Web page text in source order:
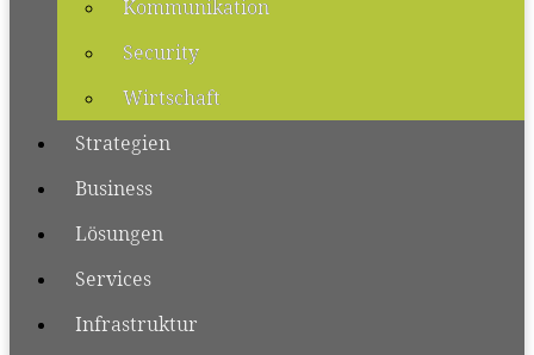
Kommunikation
Security
Wirtschaft
Strategien
Business
Lösungen
Services
Infrastruktur